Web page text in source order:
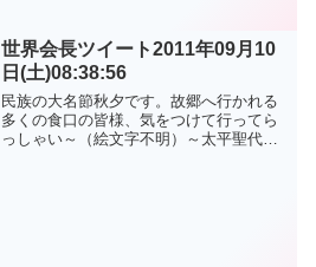
世界会長ツイート2011年09月10
日(土)08:38:56
民族の大名節秋夕です。故郷へ行かれる
多くの食口の皆様、気をつけて行ってら
っしゃい～（絵文字不明）～太平聖代真